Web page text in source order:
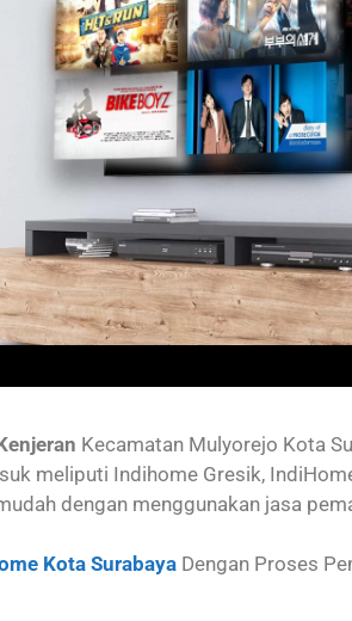
Kecamatan Mulyorejo Kota
meliputi Indihome Gresik,
dengan menggunakan jasa
Kota Surabaya Dengan Proses